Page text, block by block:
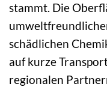
stammt. Die
schädlichen
auf kurze
regionalen